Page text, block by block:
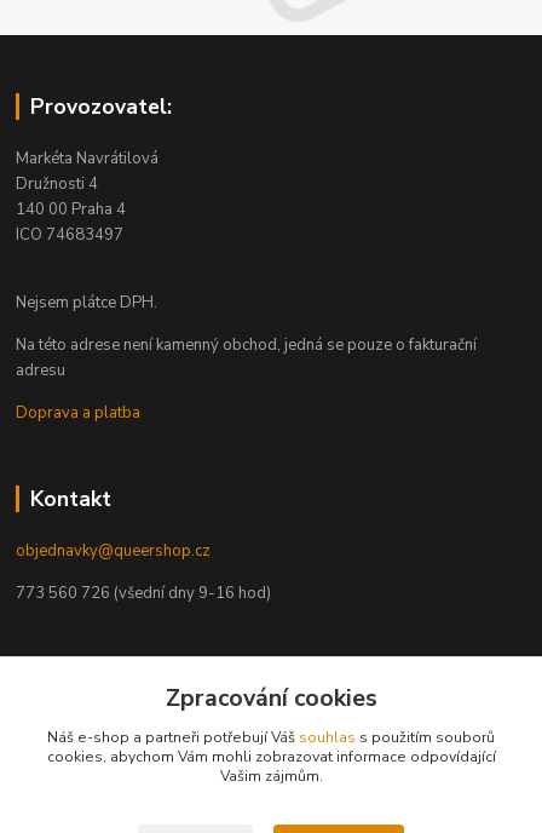
Provozovatel:
Markéta Navrátilová
Družnosti 4
140 00 Praha 4
ICO 74683497
Nejsem plátce DPH.
Na této adrese není kamenný obchod, jedná se pouze o fakturační
adresu
Doprava a platba
Kontakt
objednavky@queershop.cz
773 560 726 (všední dny 9-16 hod)
Trans*parent
Prague Pride
Zpracování cookies
Náš e-shop a partneři potřebují Váš souhlas s použitím souborů
cookies, abychom Vám mohli zobrazovat informace odpovídající
Vašim zájmům.